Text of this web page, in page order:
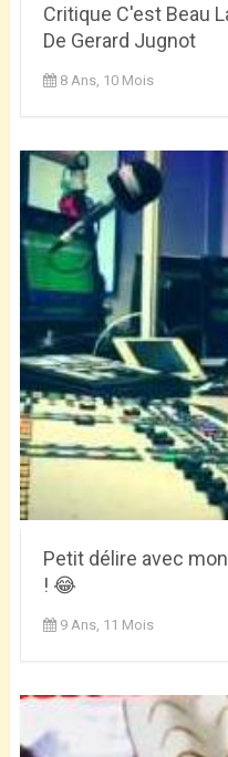
Critique C'est Beau
De Gerard Jugnot
8 Ans, 10 Mois
Petit délire avec
! 😂
9 Ans, 11 Mois